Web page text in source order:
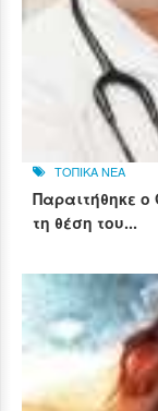
ΤΟΠΙΚΑ ΝΕΑ
Παραιτήθηκε
τη θέση του...